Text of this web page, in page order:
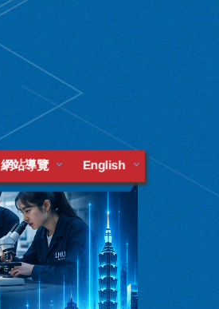
網站導覽 English